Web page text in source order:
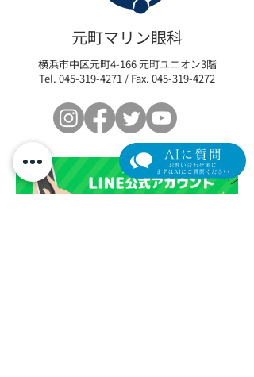
液0.1%」取扱い開始のお
知らせ
元町マリン眼科
横浜市中区元町4-166 元町ユニオン3階
Tel. 045-319-4271 / Fax. 045-319-4272